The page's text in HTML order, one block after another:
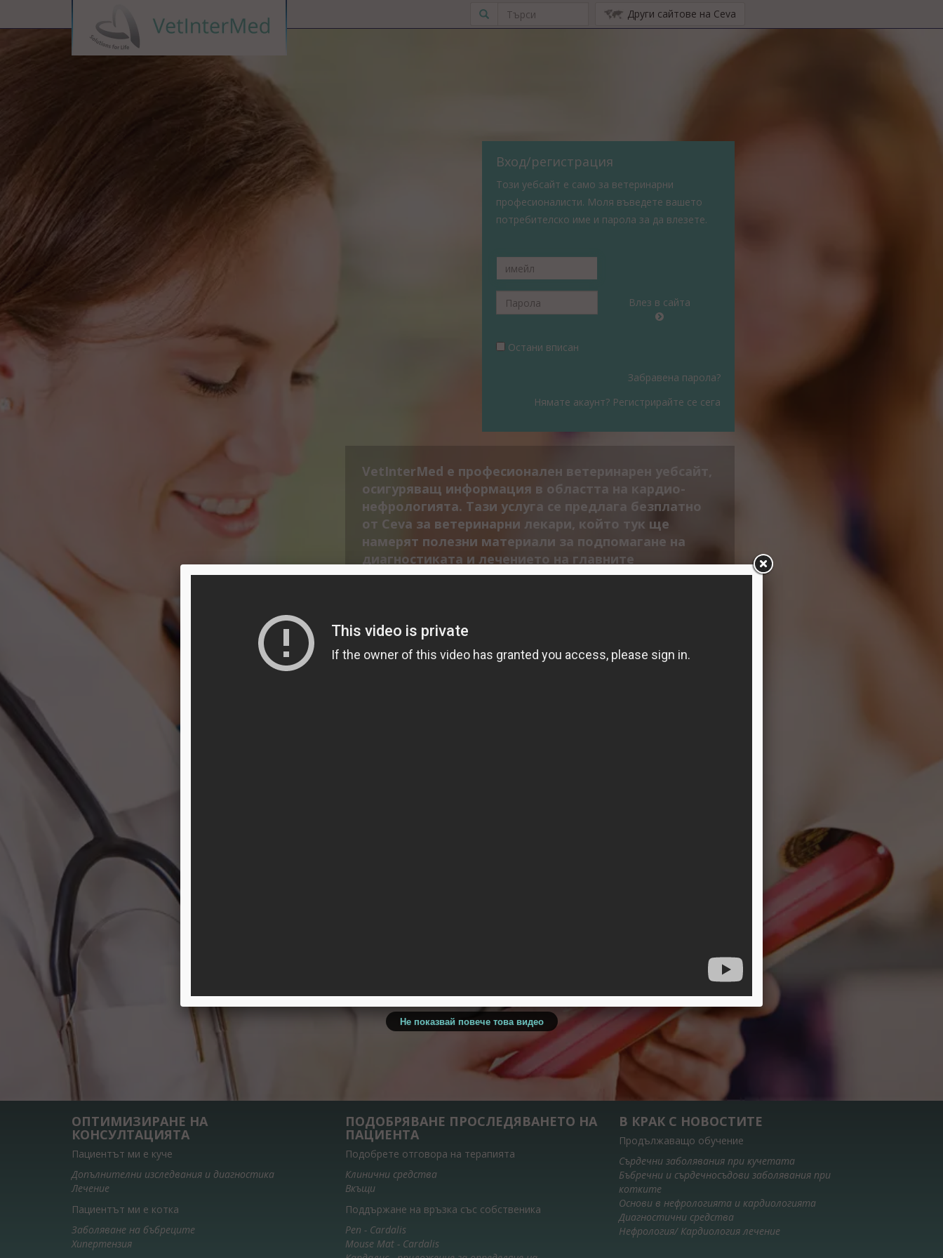
Други сайтове на Ceva
Вход/регистрация
Този уебсайт е само за ветеринарни
професионалисти. Моля въведете вашето
потребителско име и парола за да влезете.
Влез в сайта
Остани вписан
Забравена парола?
Нямате акаунт? Регистрирайте се сега
VetInterMed е професионален ветеринарен уебсайт,
осигуряващ информация в областта на кардио-
нефрологията. Тази услуга се предлага безплатно
от Ceva за ветеринарни лекари, който тук ще
намерят полезни материали за подпомагане на
диагностиката и лечението на главните
сърдечносъдови заболявания, както и
да предложите на стопаните за по-доброто им
информиране и обучение.
ОПТИМИЗИРАНЕ НА
КОНСУЛТАЦИЯТА
Пациентът ми е куче
Допълнителни изследвания и диагностика
Лечение
Пациентът ми е котка
Заболяване на бъбреците
Хипертензия
ПОДОБРЯВАНЕ ПРОСЛЕДЯВАНЕТО НА
ПАЦИЕНТА
Подобрете отговора на терапията
Клинични средства
Вкъщи
Поддържане на връзка със собственика
Pen - Cardalis
Mouse Mat - Cardalis
В КРАК С НОВОСТИТЕ
Продължаващо обучение
Сърдечни заболявания при кучетата
Бъбречни и сърдечносъдови заболявания при
котките
Основи в нефрологията и кардиологията
Диагностични средства
Нефрология/ Кардиология лечение
Не показвай повече това видео